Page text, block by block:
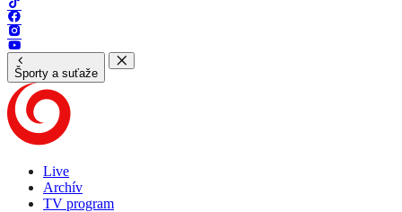
Športy a suťaže
Live
Archív
TV program